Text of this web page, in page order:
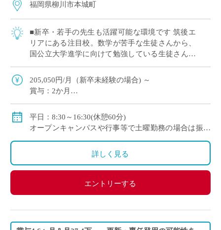
福岡県柳川市本城町
■新卒・若手の先生も活躍可能な環境です 筑後エ
リアにある注目校。数学が苦手な生徒さんから、
国公立大学進学に向けて勉強している生徒さんま
ラスによって、幅広い指導力がもとめられ、教
[…]
205,050円/月（新卒未経験の場合) ～
賞与：2か月
手当：扶養手当
45歳：約430,000円
55歳：約530,000円
平日：8:30～16:30(休憩60分)
オープンキャンパスや行事等で土曜勤務の場合は振替
詳しく見る
エントリーする